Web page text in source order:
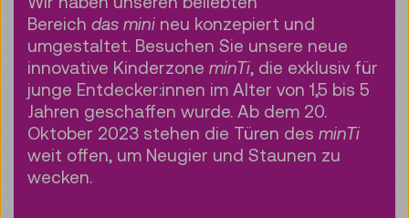
Bereich das mini neu konzepiert und
umgestaltet. Besuchen Sie unsere neue
innovative Kinderzone minTi, die exklusiv für
junge Entdecker:innen im Alter von 1,5 bis 5
Jahren geschaffen wurde. Ab dem 20.
Oktober 2023 stehen die Türen des minTi
weit offen, um Neugier und Staunen zu
wecken.